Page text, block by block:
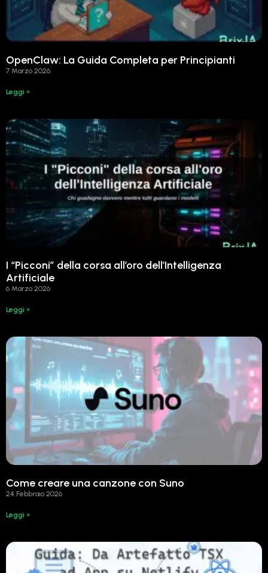
OpenClaw: La Guida Completa per Principianti
7 Marzo 2026
Leggi »
I “Picconi” della corsa all’oro dell’Intelligenza
Artificiale
6 Marzo 2026
Leggi »
Come creare una canzone con Suno
24 Febbraio 2026
Leggi »